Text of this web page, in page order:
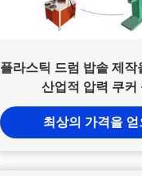
플라스틱 드럼 밥솥 제작
산업적 압력 쿠커
최상의 가격을 얻